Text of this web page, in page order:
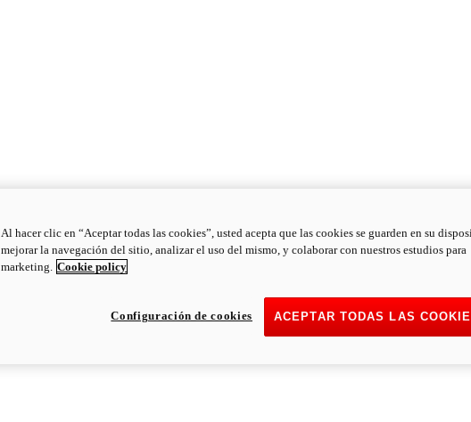
Al hacer clic en “Aceptar todas las cookies”, usted acepta que las cookies se guarden en su
mejorar la navegación del sitio, analizar el uso del mismo, y colaborar con nuestros estudios para
marketing. Cookie policy
ACEPTAR TODAS LAS
Configuración de cookies